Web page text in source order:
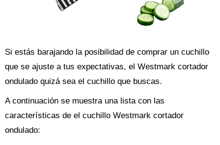
Si estás barajando la posibilidad de comprar un cuchillo
que se ajuste a tus expectativas, el Westmark cortador
ondulado quizá sea el cuchillo que buscas.
A continuación se muestra una lista con las
características de el cuchillo Westmark cortador
ondulado: